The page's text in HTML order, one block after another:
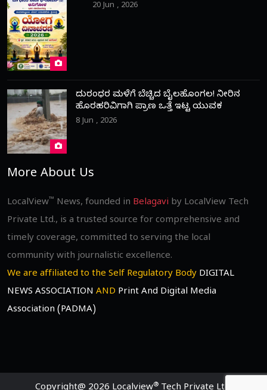
20 Jun , 2026
ದುರಂಧರ ಮಳೆಗೆ ಬೆಚ್ಚಿದ ಬೈಲಹೊಂಗಲ! ನೀರಿನ
ಹೊರಹರಿವಿಗಾಗಿ ಪ್ರಾಣ ಒತ್ತೆ ಇಟ್ಟ ಯುವಕ
8 Jun , 2026
More About Us
LocalView™ News, founded in Belagavi by LocalView Tech
Private Ltd., is a trusted source for comprehensive and
timely coverage, committed to serving the local
community with journalistic excellence.
We are affiliated to the Self Regulatory Body DIGITAL
NEWS ASSOCIATION AND Print And Digital Media
Association (PADMA)
®